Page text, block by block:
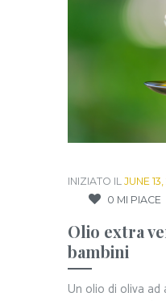
INIZIATO IL JUNE
0 MI PIACE
Olio extra
bambini
Un olio di oliva ad